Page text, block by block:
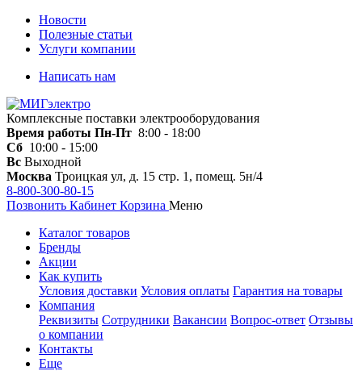
Новости
Полезные статьи
Услуги компании
Написать нам
Комплексные поставки электрооборудования
Время работы Пн-Пт 8:00 - 18:00
Сб 10:00 - 15:00
Вс Выходной
Москва Троицкая ул, д. 15 стр. 1, помещ. 5н/4
8-800-300-80-15
Позвонить Кабинет Корзина Меню
Каталог товаров
Бренды
Акции
Как купить
Условия доставки Условия оплаты Гарантия на товары
Компания
Реквизиты Сотрудники Вакансии Вопрос-ответ Отзывы
о компании
Контакты
Еще